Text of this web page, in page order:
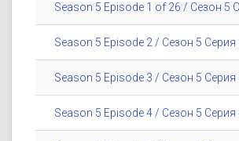
Season 5 Episode 1 of 26 / Сезон 5
Season 5 Episode 2 / Сезон 5 Серия
Season 5 Episode 3 / Сезон 5 Серия
Season 5 Episode 4 / Сезон 5 Серия